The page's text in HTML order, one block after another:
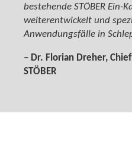
bestehende STÖBER Ein-
weiterentwickelt und
Anwendungsfälle in
– Dr. Florian Dreher,
STÖBER